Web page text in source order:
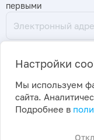
первыми
2026 ©
ПраймКемикалсГрупп
Настройки
Мы используем
сайта.
Подробнее в